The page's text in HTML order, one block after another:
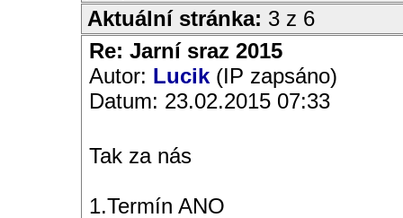
Aktuální stránka: 3 z 6
Re: Jarní sraz 2015
Autor: Lucik (IP zapsáno)
Datum: 23.02.2015 07:33
Tak za nás
1.Termín ANO